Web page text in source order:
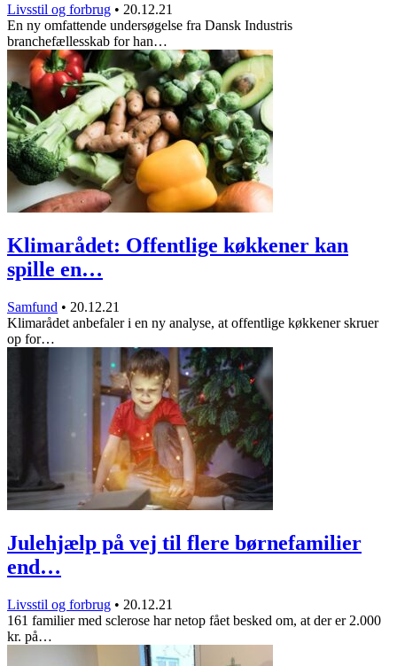
Livsstil og forbrug • 20.12.21
En ny omfattende undersøgelse fra Dansk Industris
branchefællesskab for han…
Klimarådet: Offentlige køkkener kan
spille en…
Samfund • 20.12.21
Klimarådet anbefaler i en ny analyse, at offentlige køkkener skruer
op for…
Julehjælp på vej til flere børnefamilier
end…
Livsstil og forbrug • 20.12.21
161 familier med sclerose har netop fået besked om, at der er 2.000
kr. på…